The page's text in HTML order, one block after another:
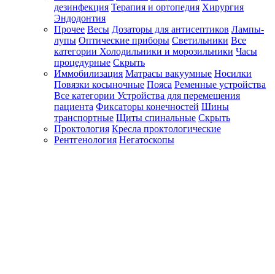
дезинфекция Терапия и ортопедия Хирургия
Эндодонтия
Прочее Весы Дозаторы для антисептиков Лампы-
лупы Оптические приборы Светильники Все
категории Холодильники и морозильники Часы
процедурные Скрыть
Иммобилизация Матрасы вакуумные Носилки
Повязки косыночные Пояса Ременные устройства
Все категории Устройства для перемещения
пациента Фиксаторы конечностей Шины
транспортные Щиты спинальные Скрыть
Проктология Кресла проктологические
Рентгенология Негатоскопы